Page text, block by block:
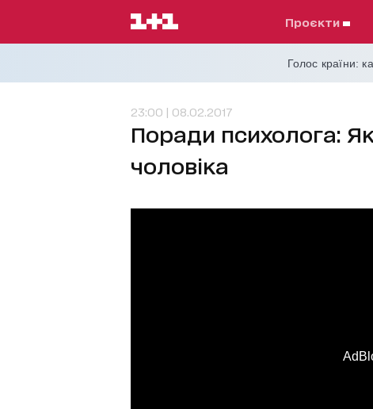
проєкти
Голос країни:
23:00 | 08.02.2017
Поради психолога:
чоловіка